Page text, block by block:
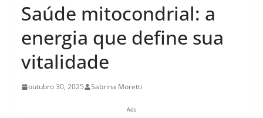
Saúde mitocondrial: a
energia que define sua
vitalidade
outubro 30, 2025 Sabrina Moretti
Ads